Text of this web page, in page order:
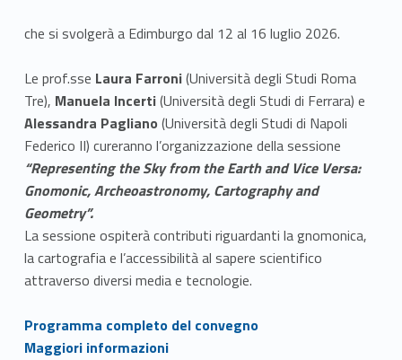
che si svolgerà a Edimburgo dal 12 al 16 luglio 2026.
Le prof.sse Laura Farroni(Università degli Studi Roma
Tre), Manuela Incerti(Università degli Studi di Ferrara) e
Alessandra Pagliano (Università degli Studi di Napoli
Federico II) cureranno l’organizzazione della sessione
“Representing the Sky from the Earth and Vice Versa:
Gnomonic, Archeoastronomy, Cartography and
Geometry”.
La sessione ospiterà contributi riguardanti la gnomonica,
la cartografia e l’accessibilità al sapere scientifico
attraverso diversi media e tecnologie.
Link identifier #identifier__158044-1
Programma completo del convegno
Link identifier #identifier__193165-2
Maggiori informazioni